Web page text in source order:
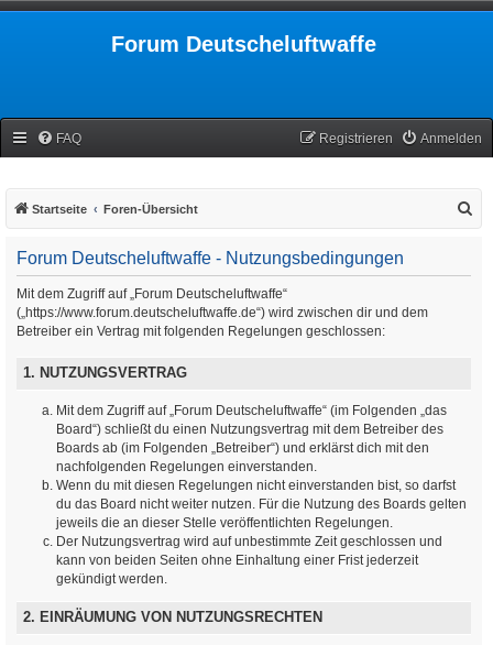
Forum Deutscheluftwaffe
FAQ Anmelden
Registrieren
Startseite Foren-Übersicht
Forum Deutscheluftwaffe - Nutzungsbedingungen
Mit dem Zugriff auf „Forum Deutscheluftwaffe“
(„https://www.forum.deutscheluftwaffe.de“) wird zwischen dir und dem
Betreiber ein Vertrag mit folgenden Regelungen geschlossen:
1. NUTZUNGSVERTRAG
Mit dem Zugriff auf „Forum Deutscheluftwaffe“ (im Folgenden „das
Board“) schließt du einen Nutzungsvertrag mit dem Betreiber des
Boards ab (im Folgenden „Betreiber“) und erklärst dich mit den
nachfolgenden Regelungen einverstanden.
Wenn du mit diesen Regelungen nicht einverstanden bist, so darfst
du das Board nicht weiter nutzen. Für die Nutzung des Boards gelten
jeweils die an dieser Stelle veröffentlichten Regelungen.
Der Nutzungsvertrag wird auf unbestimmte Zeit geschlossen und
kann von beiden Seiten ohne Einhaltung einer Frist jederzeit
gekündigt werden.
2. EINRÄUMUNG VON NUTZUNGSRECHTEN